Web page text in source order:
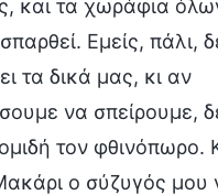
και τα χωράφια
Εμείς, πάλι,
τα δικά μας, κι αν
να σπείρουμε,
τον φθινόπωρο.
ο σύζυγός μου